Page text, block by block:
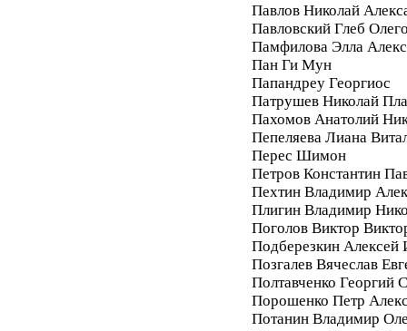
Павлов Николай
Павловский Глеб
Памфилова Элла
Пан Ги Мун
Папандреу Георгиос
Патрушев Николай
Пахомов Анатолий
Пепеляева Лиана
Перес Шимон
Петров Константин
Пехтин Владимир
Плигин Владимир
Поголов Виктор
Подберезкин Алексей
Позгалев Вячеслав
Полтавченко Георгий
Порошенко Петр
Потанин Владимир